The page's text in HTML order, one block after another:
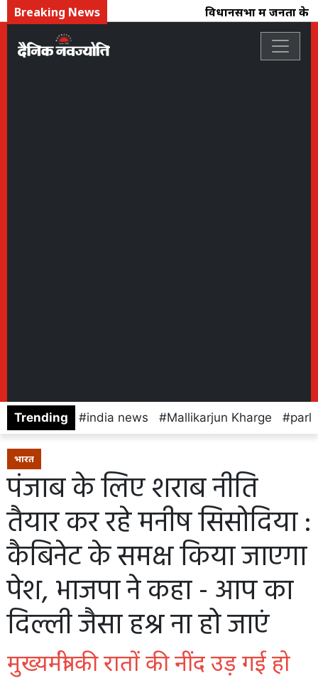
Breaking News विधानसभा में जनता के
Trending india news Mallikarjun Kharge
भारत
पंजाब के लिए शराब नीति
तैयार कर रहे मनीष सिसोदिया :
कैबिनेट के समक्ष किया जाएगा
पेश, भाजपा ने कहा - आप का
दिल्ली जैसा हश्र ना हो जाएं
मुख्यमंत्री की रातों की नींद उड़ गई हो